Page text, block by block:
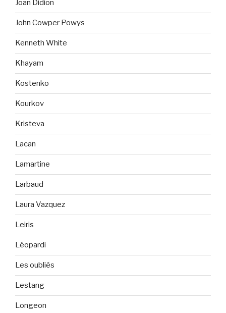
Joan Didion
John Cowper Powys
Kenneth White
Khayam
Kostenko
Kourkov
Kristeva
Lacan
Lamartine
Larbaud
Laura Vazquez
Leiris
Léopardi
Les oubliés
Lestang
Longeon